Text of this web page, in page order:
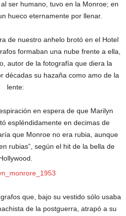
ser humano, tuvo en la Monroe; en
hueco eternamente por llenar.
de nuestro anhelo brotó en el Hotel
formaban una nube frente a ella,
autor de la fotografía que diera la
décadas su hazaña como amo de la
lente:
en espera de que Marilyn
espléndidamente en decimas de
que Monroe no era rubia, aunque
rubias”, según el hit de la bella de
que, bajo su vestido sólo usaba
de la postguerra, atrapó a su